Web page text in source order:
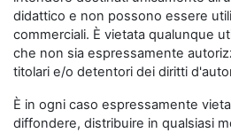
didattico e non possono essere
commerciali. È vietata qualunque
che non sia espressamente
titolari e/o detentori dei diritti
È in ogni caso espressamente
diffondere, distribuire in qualsiasi